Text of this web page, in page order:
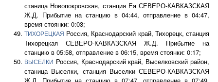
станица Новопокровская, станция Ея СЕВЕРО-КАВКАЗСКАЯ
Ж.Д. Прибытие на станцию в 04:44, отправление в 04:47,
время стоянки: 0:03;
ТИХОРЕЦКАЯ Россия, Краснодарский край, Тихорецк, станция
Тихорецкая СЕВЕРО-КАВКАЗСКАЯ Ж.Д. Прибытие на
станцию в 05:58, отправление в 06:15, время стоянки: 0:17;
ВЫСЕЛКИ Россия, Краснодарский край, Выселковский район,
станица Выселки, станция Выселки СЕВЕРО-КАВКАЗСКАЯ